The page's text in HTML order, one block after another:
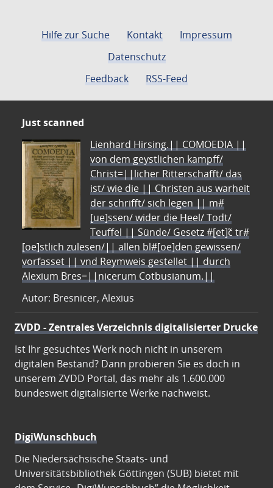
Hilfe zur Suche Kontakt
Impressum
Datenschutz
Feedback
RSS-Feed
Just scanned
Lienhard Hirsing.|| COMOEDIA ||
von dem geystlichen kampff/
Christ=||licher Ritterschafft/ das
ist/ wie die || Christen aus warheit
der schrifft/ sich legen || m#
[ue]ssen/ wider die Heel/ Todt/
Teuffel || Sünde/ Gesetz #[et]c̃ tr#
[oe]stlich zulesen/|| allen bl#[oe]den gewissen/
vorfasset || vnd Reymweis gestellet || durch
Alexium Bres=||nicerum Cotbusianum.||
Autor: Bresnicer, Alexius
ZVDD - Zentrales Verzeichnis digitalisierter Drucke
Ist Ihr gesuchtes Werk noch nicht in unserem
digitalen Bestand? Dann probieren Sie es doch in
unserem ZVDD Portal, das mehr als 1.600.000
bundesweit digitalisierte Werke nachweist.
DigiWunschbuch
Die Niedersächsische Staats- und
Universitätsbibliothek Göttingen (SUB) bietet mit